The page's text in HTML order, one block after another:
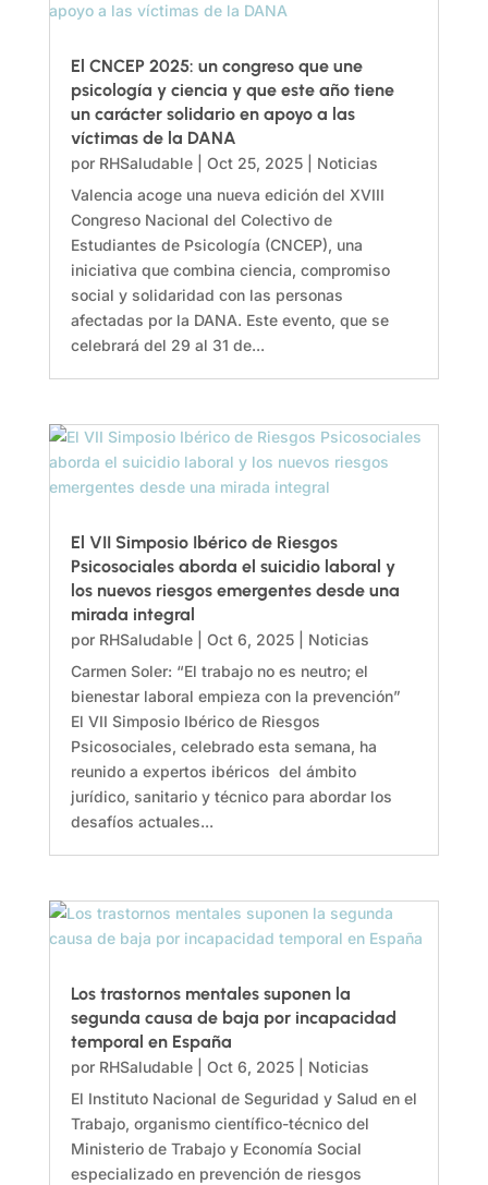
El CNCEP 2025: un congreso que une
psicología y ciencia y que este año tiene
un carácter solidario en apoyo a las
víctimas de la DANA
por RHSaludable| Oct 25, 2025| Noticias
Valencia acoge una nueva edición del XVIII
Congreso Nacional del Colectivo de
Estudiantes de Psicología (CNCEP), una
iniciativa que combina ciencia, compromiso
social y solidaridad con las personas
afectadas por la DANA. Este evento, que se
celebrará del 29 al 31 de...
El VII Simposio Ibérico de Riesgos
Psicosociales aborda el suicidio laboral y
los nuevos riesgos emergentes desde una
mirada integral
por RHSaludable| Oct 6, 2025| Noticias
Carmen Soler: “El trabajo no es neutro; el
bienestar laboral empieza con la prevención”
El VII Simposio Ibérico de Riesgos
Psicosociales, celebrado esta semana, ha
reunido a expertos ibéricos del ámbito
jurídico, sanitario y técnico para abordar los
desafíos actuales...
Los trastornos mentales suponen la
segunda causa de baja por incapacidad
temporal en España
por RHSaludable| Oct 6, 2025| Noticias
El Instituto Nacional de Seguridad y Salud en el
Trabajo, organismo científico-técnico del
Ministerio de Trabajo y Economía Social
especializado en prevención de riesgos